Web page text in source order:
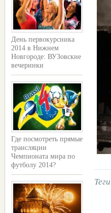
День первокурсника
2014 в Нижнем
Новгороде: ВУЗовские
вечеринки
Где посмотреть прямые
трансляции
Чемпионата мира по
футболу 2014?